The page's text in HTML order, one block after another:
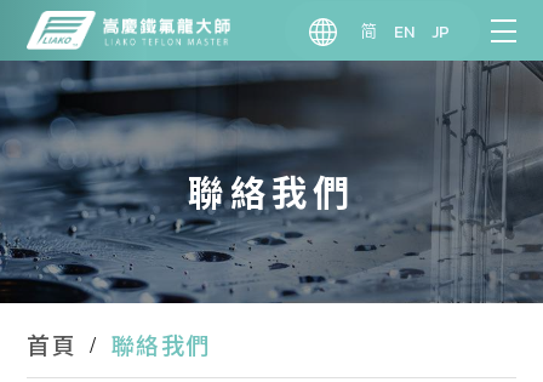
简 EN JP
聯絡我們
首頁 聯絡我們